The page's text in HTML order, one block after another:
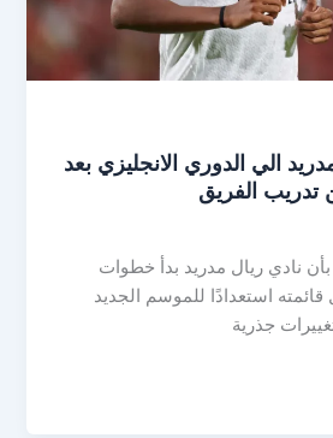
الي الدوري الانجليزي بعد
تدريب الفريق
بأن نادي ريال مدريد بدأ خطوات
استعدادًا للموسم الجديد